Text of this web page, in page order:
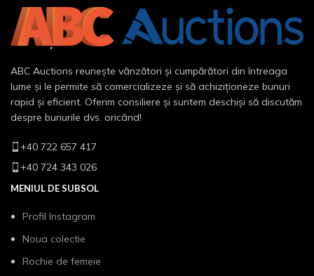
ABC Auctions reunește vânzători și cumpărători din întreaga
lume și le permite să comercializeze și să achiziționeze bunuri
rapid și eficient. Oferim consiliere și suntem deschiși să discutăm
despre bunurile dvs. oricând!
+40 722 657 417
+40 724 343 026
MENIUL DE SUBSOL
Profil Instagram
Noua colectie
Rochie de femeie